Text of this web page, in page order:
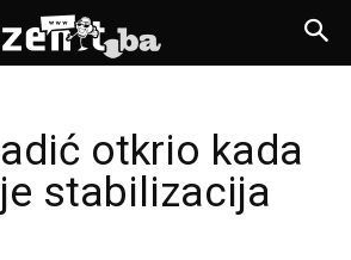
otkrio kada
stabilizacija